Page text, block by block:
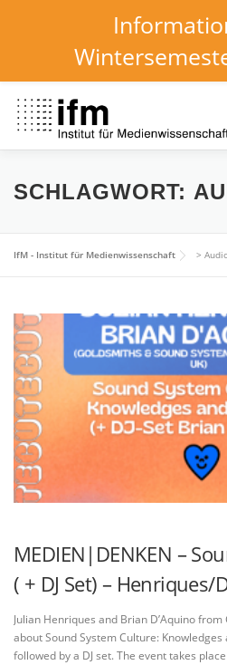
Inhalt
springen
HOME NEWS
INSTITUT FORSCHUNG
SCHLAGWORT:
IfM - Institut für Medienwissenschaft >
MEDIEN|DENKEN –
( + DJ Set) – Henriques/
Julian Henriques and Brian D’Aquino
about Sound System Culture:
followed by a DJ set. The event takes